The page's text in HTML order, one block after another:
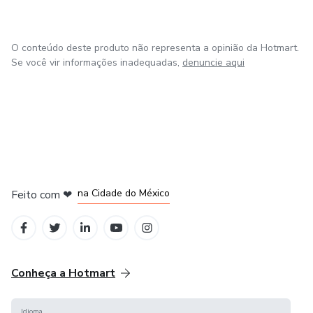
O conteúdo deste produto não representa a opinião da Hotmart.
Se você vir informações inadequadas, denuncie aqui
Feito com ❤ na Cidade do México
Conheça a Hotmart